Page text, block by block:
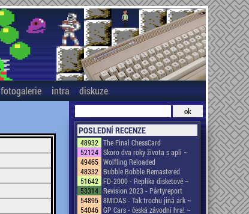
fotogalerie intra diskuze
POSLEDNÍ RECENZE
48932 The Final ChessCard
52124 Skoro dva roky života s apli ~
49465 Wolfling Reloaded
48332 Bubble Bobble Remastered
51642 FD-2000 - Replika disketové ~
53314 Revision 2023 - Pártyreport
54895 8MIDAS - Tak trochu jiná ark ~
54046 GP Cars - česká závodní hra! ~